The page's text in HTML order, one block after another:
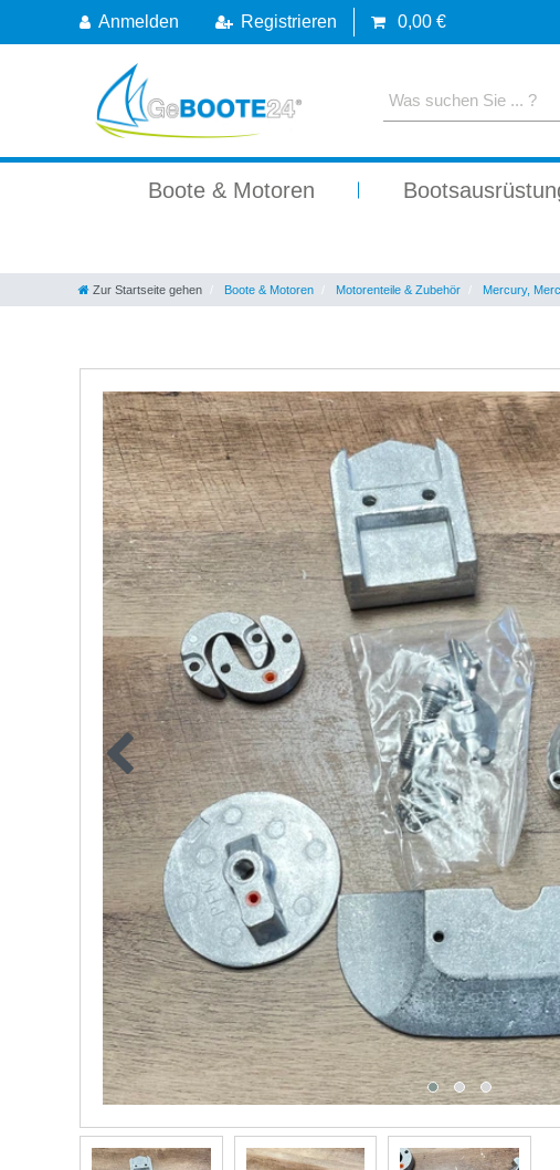
Anmelden Registrieren 0,00 €
Boote & Motoren
Zur Startseite gehen Boote & Motoren Motorenteile & Zubehör Mercury,